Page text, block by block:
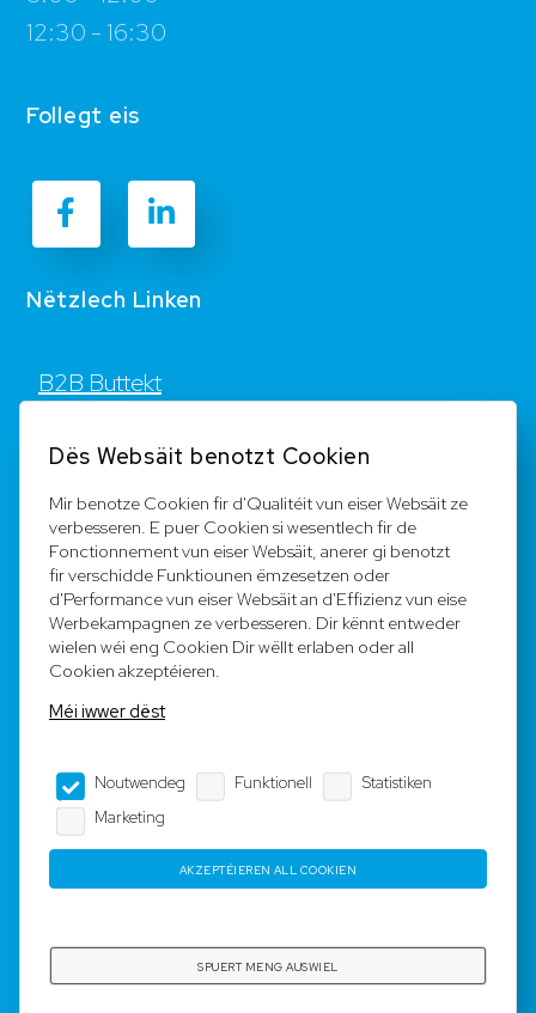
12:30 - 16:30
Follegt eis
Nëtzlech Linken
B2B Buttekt
Registréieren
Equipe
Legal Notice
Impressum
Dateschutz
3W.LU
Dës Websäit benotzt Cookien
Mir benotze Cookien fir d'Qualitéit vun eiser Websäit ze
verbesseren. E puer Cookien si wesentlech fir de
Fonctionnement vun eiser Websäit, anerer gi benotzt
fir verschidde Funktiounen ëmzesetzen oder
d'Performance vun eiser Websäit an d'Effizienz vun eise
Werbekampagnen ze verbesseren. Dir kënnt entweder
wielen wéi eng Cookien Dir wëllt erlaben oder all
Cookien akzeptéieren.
Méi iwwer dëst
Noutwendeg Funktionell
Statistiken
Marketing
AKZEPTÉIEREN ALL COOKIEN
SPUERT MENG AUSWIEL